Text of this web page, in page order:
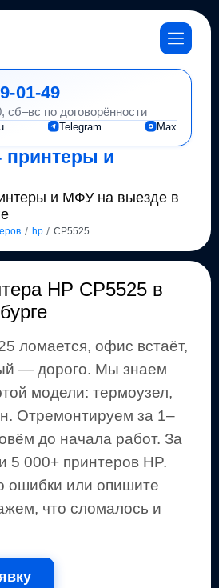
принтеры и
и МФУ на выезде в
/ hp / CP5525
01-49
сб–вс по договорённости
Telegram Max
HP CP5525 в
ломается, офис встаёт,
— дорого. Мы знаем
модели: термоузел,
Отремонтируем за 1–
до начала работ. За
5 000+ принтеровHP.
ошибки или опишите
что сломалось и